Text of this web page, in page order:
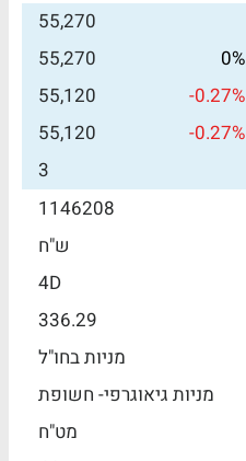
55,270
0%
55,270
-0.27%
55,120
-0.27%
55,120
3
1146208
ש"ח
4D
336.29
מניות בחו"ל
מניות גיאוגרפי- חשופת
מט"ח